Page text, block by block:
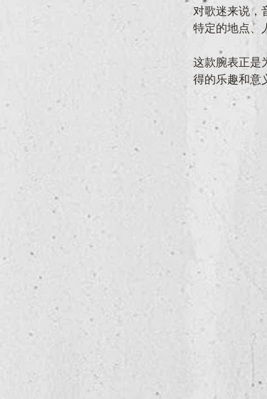
对歌迷来说，
特定的地点、
这款腕表正是
得的乐趣和意